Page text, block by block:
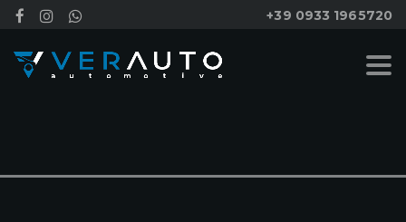
+39 0933 1965720